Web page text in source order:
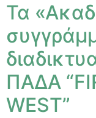
Τα
ΠΑΔΑ
WEST”